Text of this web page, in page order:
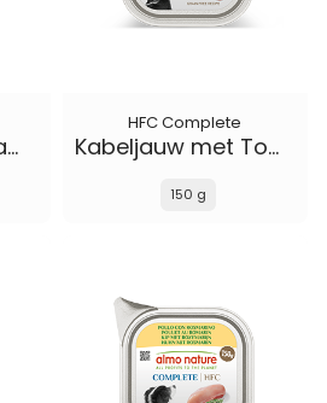
Wild Zwijn met Ham en Wilde Bessen
HFC Complete
Kabeljauw met Tomaten
150 g